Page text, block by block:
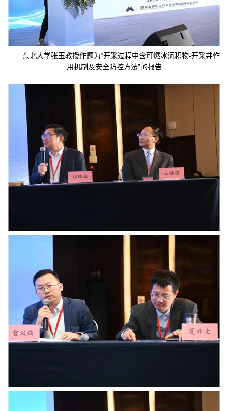
东北大学张玉教授作题为“开采过程中含可燃冰沉积物-开采井作
用机制及安全防控方法”的报告